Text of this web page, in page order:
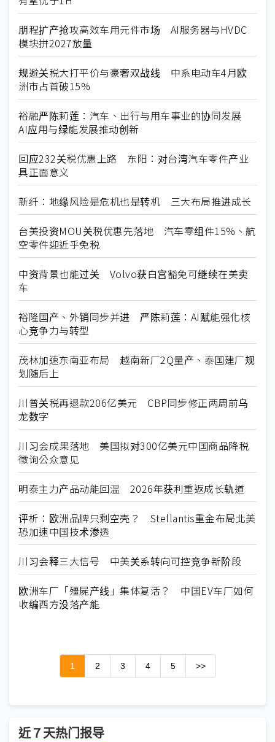
朋程扩产抢攻高效车用元件市场 AI服务器与HVDC
模块拼2027放量
规避关税大打平价与豪奢双战线 中系电动车4月欧
洲市占首破15%
裕融严陈莉莲：汽车、出行与用车事业的协同发展
AI应用与绿能发展推动创新
回应232关税优惠上路 东阳：对台湾汽车零件产业
具正面意义
新纤：地缘风险是危机也是转机 三大布局推进成长
台美投资MOU关税优惠先落地 汽车零组件15%、航
空零件迎近乎免税
中资背景也能过关 Volvo获白宫豁免可继续在美卖
车
裕隆国产、外销同步并进 严陈莉莲：AI赋能强化核
心竞争力与转型
茂林加速东南亚布局 越南新厂2Q量产、泰国建厂规
划随后上
川普关税再退款206亿美元 CBP同步修正两周前乌
龙数字
川习会成果落地 美国拟对300亿美元中国商品降税
徵询公众意见
明泰主力产品动能回温 2026年获利重返成长轨道
评析：欧洲品牌只剩空壳？ Stellantis重金布局北美
恐加速中国技术渗透
川习会释三大信号 中美关系转向可控竞争新阶段
欧洲车厂「殭屍产线」集体复活？ 中国EV车厂如何
收编西方没落产能
1 2 3 4 5 >>
近７天热门报导